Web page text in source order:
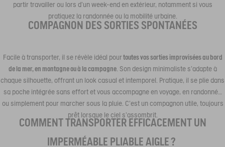
partir travailler ou lors d’un week-end en extérieur, notamment si vous
pratiquez la randonnée ou la mobilité urbaine.
COMPAGNON DES SORTIES SPONTANÉES
Facile à transporter, il se révèle idéal pour toutes vos sorties improvisées au bord
de la mer, en montagne ou à la campagne. Son design minimaliste s’adapte à
chaque silhouette, offrant un look casual et intemporel. Pratique, il se plie dans
sa poche intégrée sans effort et vous accompagne en voyage, en randonnée
ou simplement pour marcher sous la pluie. C’est un compagnon utile, toujours
prêt lorsque le ciel s’assombrit.
COMMENT TRANSPORTER EFFICACEMENT UN
IMPERMÉABLE PLIABLE AIGLE ?